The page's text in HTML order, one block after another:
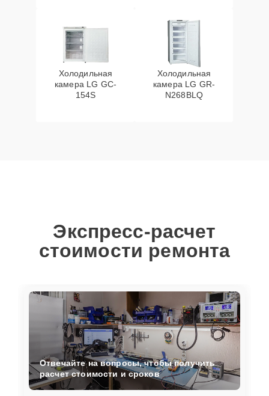
Холодильная
камера LG GC-
154S
Холодильная
камера LG GR-
N268BLQ
Экспресс-расчет
стоимости ремонта
Отвечайте на вопросы, чтобы получить
расчет стоимости и сроков